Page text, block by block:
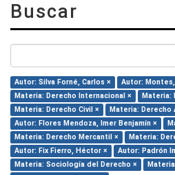
Buscar
Autor: Silva Forné, Carlos ×
Autor:
Materia: Derecho Internacional ×
Materia:
Materia: Derecho Civil ×
Materia: Derecho
Autor: Flores Mendoza, Imer Benjamín ×
Materia: Derecho Mercantil ×
Materia:
Autor: Fix Fierro, Héctor ×
Autor: Padrón
Materia: Sociología del Derecho ×